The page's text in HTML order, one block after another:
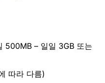
500MB – 일일 3GB 또는
따라 다름)